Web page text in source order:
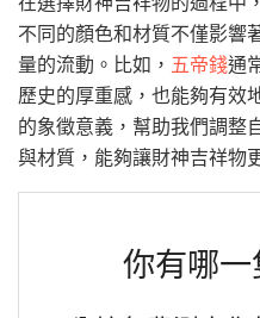
不同的顏色和材質不僅影響
量的流動。比如， 五帝錢通
歷史的厚重感，也能夠有效
的象徵意義，幫助我們調整
與材質，能夠讓財神吉祥物
你有哪一